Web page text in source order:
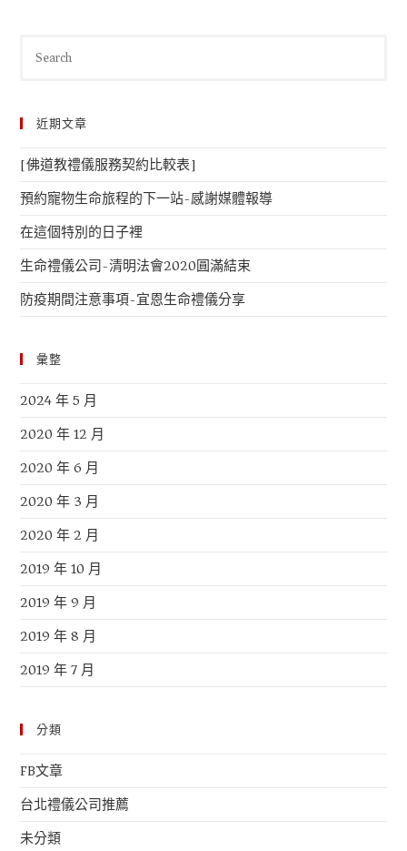
近期文章
[佛道教禮儀服務契約比較表]
預約寵物生命旅程的下一站-感謝媒體報導
在這個特別的日子裡
生命禮儀公司-清明法會2020圓滿結束
防疫期間注意事項-宜恩生命禮儀分享
彙整
2024 年 5 月
2020 年 12 月
2020 年 6 月
2020 年 3 月
2020 年 2 月
2019 年 10 月
2019 年 9 月
2019 年 8 月
2019 年 7 月
分類
FB文章
台北禮儀公司推薦
未分類